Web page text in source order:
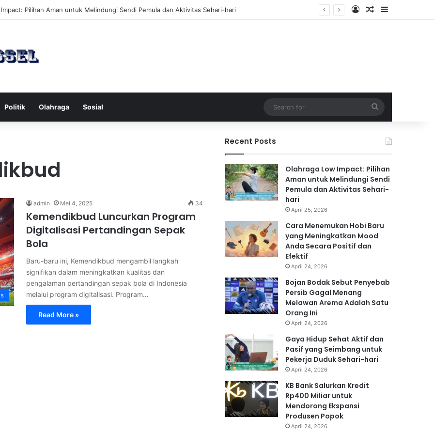
Hobi Baru yang Meningkatkan Mood Anda Secara Positif dan Efektif Log InRandom Article
Sidebar
Politik Olahraga Sosial
for
admin Mei 4, 2025 34
Kemendikbud Luncurkan Program
Digitalisasi Pertandingan Sepak
Bola
Baru-baru ini, Kemendikbud mengambil langkah
signifikan dalam meningkatkan kualitas dan
pengalaman pertandingan sepak bola di Indonesia
melalui program digitalisasi. Program…
Read More »
Recent Posts
Olahraga Low Impact: Pilihan
Aman untuk Melindungi Sendi
Pemula dan Aktivitas Sehari-
hari
April 25, 2026
Cara Menemukan Hobi Baru
yang Meningkatkan Mood
Anda Secara Positif dan
Efektif
April 24, 2026
Bojan Bodak Sebut Penyebab
Persib Gagal Menang
Melawan Arema Adalah Satu
Orang Ini
April 24, 2026
Gaya Hidup Sehat Aktif dan
Pasif yang Seimbang untuk
Pekerja Duduk Sehari-hari
April 24, 2026
KB Bank Salurkan Kredit
Rp400 Miliar untuk
Mendorong Ekspansi
Produsen Popok
April 24, 2026